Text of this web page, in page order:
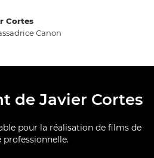
Cortes
Canon
de Javier Cortes
pour la réalisation de films de
professionnelle.